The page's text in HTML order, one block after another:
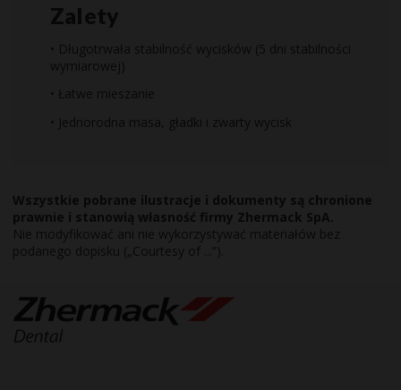
Zalety
• Długotrwała stabilność wycisków (5 dni stabilności
wymiarowej)
• Łatwe mieszanie
• Jednorodna masa, gładki i zwarty wycisk
Wszystkie pobrane ilustracje i dokumenty są chronione
prawnie i stanowią własność firmy Zhermack SpA.
Nie modyfikować ani nie wykorzystywać materiałów bez
podanego dopisku („Courtesy of ...”).